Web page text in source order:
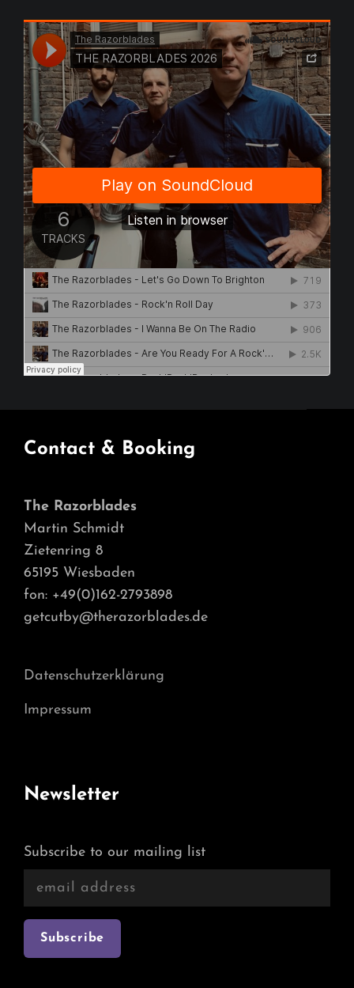
Contact & Booking
The Razorblades
Martin Schmidt
Zietenring 8
65195 Wiesbaden
fon: +49(0)162-2793898
getcutby@therazorblades.de
Datenschutzerklärung
Impressum
Newsletter
Subscribe to our mailing list